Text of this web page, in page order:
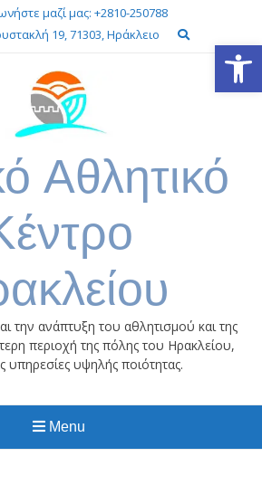
μαζί μας: +2810-250788
19, 71303, Ηράκλειο
Αθλητικό
την ανάπτυξη του αθλητισμού και της
περιοχή της πόλης του Ηρακλείου,
υπηρεσίες υψηλής ποιότητας.
Menu